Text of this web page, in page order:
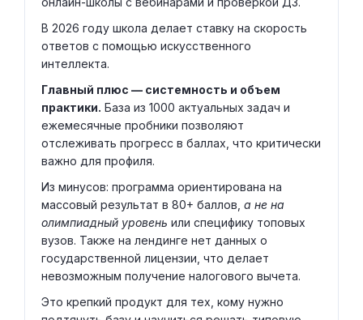
В 2026 году школа делает ставку на скорость
ответов с помощью искусственного
интеллекта.
Главный плюс — системность и объем
практики. База из 1000 актуальных задач и
ежемесячные пробники позволяют
отслеживать прогресс в баллах, что критически
важно для профиля.
Из минусов: программа ориентирована на
массовый результат в 80+ баллов, а не на
олимпиадный уровень или специфику топовых
вузов. Также на лендинге нет данных о
государственной лицензии, что делает
невозможным получение налогового вычета.
Это крепкий продукт для тех, кому нужно